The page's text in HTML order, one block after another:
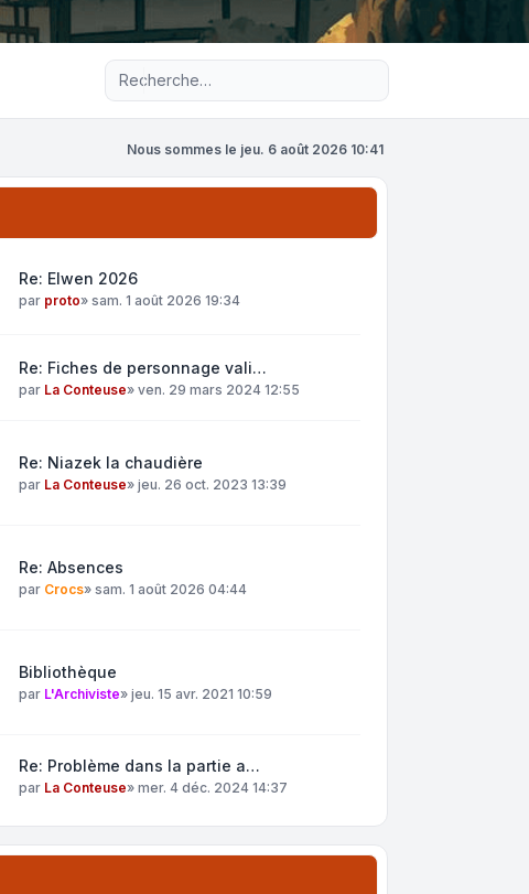
Recherche avancée
Nous sommes le jeu. 6 août 2026 10:41
Re: Elwen 2026
par proto» sam. 1 août 2026 19:34
Re: Fiches de personnage vali…
par La Conteuse» ven. 29 mars 2024 12:55
Re: Niazek la chaudière
par La Conteuse» jeu. 26 oct. 2023 13:39
Re: Absences
par Crocs» sam. 1 août 2026 04:44
Bibliothèque
par L'Archiviste» jeu. 15 avr. 2021 10:59
Re: Problème dans la partie a…
par La Conteuse» mer. 4 déc. 2024 14:37